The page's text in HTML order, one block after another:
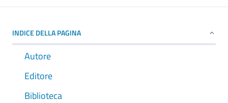
INDICE DELLA PAGINA
Autore
Editore
Biblioteca